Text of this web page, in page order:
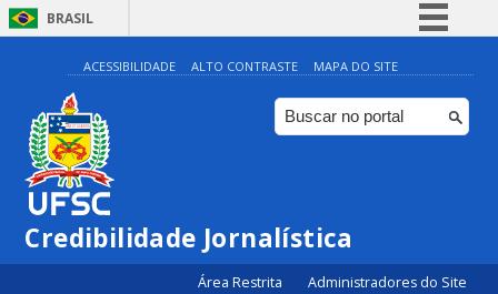
BRASIL
Simplifique!
Comunica BR
Participe
Canais
ACESSIBILIDADE ALTO CONTRASTE MAPA DO SITE
Credibilidade Jornalística
Área Restrita Administradores do Site